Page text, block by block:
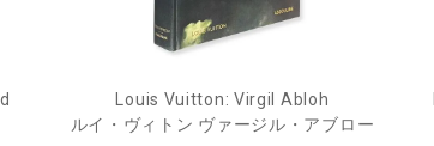
Louis Vuitton: Virgil Abloh
ルイ・ヴィトン ヴァージル・アブロー